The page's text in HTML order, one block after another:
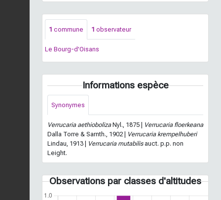
1 commune 1 observateur
Le Bourg-d'Oisans
Informations espèce
Synonymes
Verrucaria aethiobolizaNyl., 1875 | Verrucaria floerkeana
Dalla Torre & Sarnth., 1902 | Verrucaria krempelhuberi
Lindau, 1913 | Verrucaria mutabilisauct. p.p. non
Leight.
Observations par classes d'altitudes